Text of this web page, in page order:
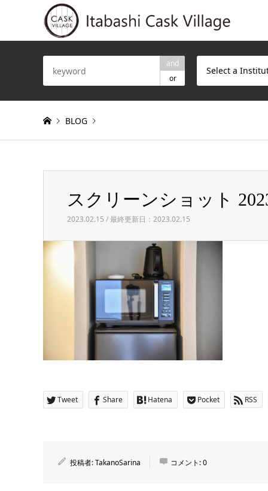
and
or
Select a
BLOG
スクリーンショット 2023-02-15 125945
スクリーンショット
2023.02.15 / 最終更新日：2023.02.15
Tweet Share Hatena Pocket RSS
投稿者:TakanoSarina コメント:0